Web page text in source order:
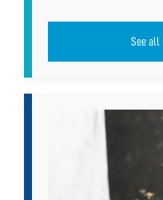
See all